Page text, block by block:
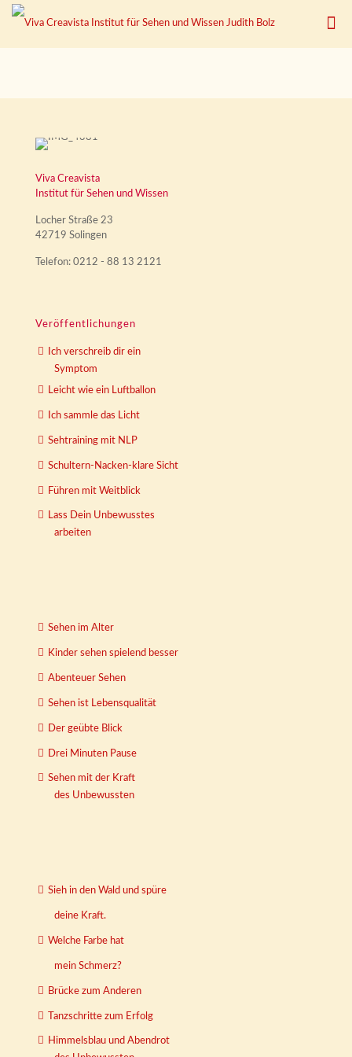
Viva Creavista
Institut für Sehen und Wissen
Locher Straße 23
42719 Solingen
Telefon: 0212 - 88 13 2121
Veröffentlichungen
Ich verschreib dir ein
Symptom
Leicht wie ein Luftballon
Ich sammle das Licht
Sehtraining mit NLP
Schultern-Nacken-klare Sicht
Führen mit Weitblick
Lass Dein Unbewusstes
arbeiten
Sehen im Alter
Kinder sehen spielend besser
Abenteuer Sehen
Sehen ist Lebensqualität
Der geübte Blick
Drei Minuten Pause
Sehen mit der Kraft
des Unbewussten
Sieh in den Wald und spüre
deine Kraft.
Welche Farbe hat
mein Schmerz?
Brücke zum Anderen
Tanzschritte zum Erfolg
Himmelsblau und Abendrot